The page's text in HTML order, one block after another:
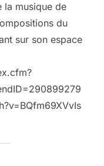
la musique de
du
sur son espace